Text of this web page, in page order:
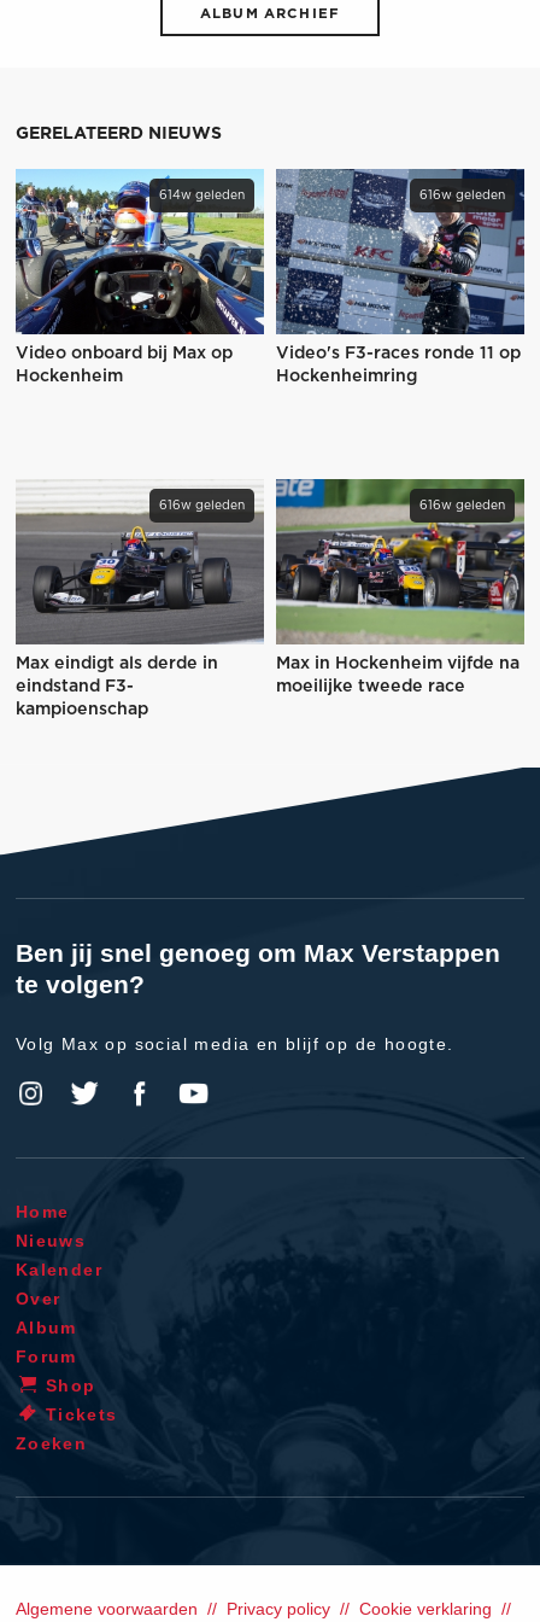
ALBUM ARCHIEF
GERELATEERD NIEUWS
614w geleden
Video onboard bij Max op
Hockenheim
616w geleden
Video's F3-races ronde 11 op
Hockenheimring
616w geleden
Max eindigt als derde in
eindstand F3-
kampioenschap
616w geleden
Max in Hockenheim vijfde na
moeilijke tweede race
Ben jij snel genoeg om Max Verstappen
te volgen?
Volg Max op social media en blijf op de hoogte.
Home
Nieuws
Kalender
Over
Album
Forum
Shop
Tickets
Zoeken
Algemene voorwaarden Privacy policy Cookie verklaring